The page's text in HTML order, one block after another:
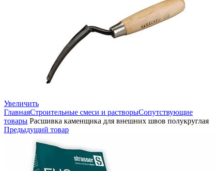
Увеличить
ГлавнаяСтроительные смеси и растворыСопутствующие
товары Расшивка каменщика для внешних швов полукруглая
Предыдущий товар